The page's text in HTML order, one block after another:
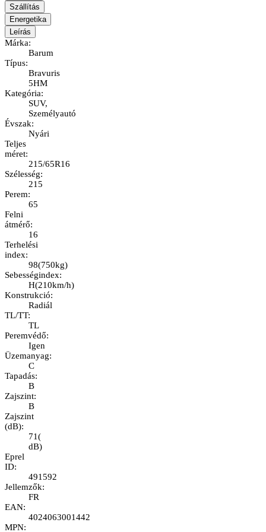
Szállítás
Energetika
Leírás
Márka:
Barum
Típus:
Bravuris
5HM
Kategória:
SUV,
Személyautó
Évszak:
Nyári
Teljes
méret:
215/65R16
Szélesség:
215
Perem:
65
Felni
átmérő:
16
Terhelési
index:
98(750kg)
Sebességindex:
H(210km/h)
Konstrukció:
Radiál
TL/TT:
TL
Peremvédő:
Igen
Üzemanyag:
C
Tapadás:
B
Zajszint:
B
Zajszint
(dB):
71(
dB)
Eprel
ID:
491592
Jellemzők:
FR
EAN:
4024063001442
MPN: